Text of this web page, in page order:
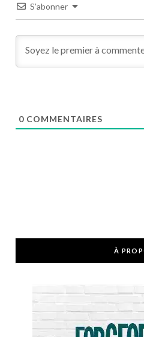
S’abonner
0 COMMENTAIRES
À